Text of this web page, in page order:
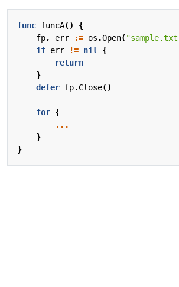
func funcA()
{
fp, err := os .Open(
if err != nil
{
return
}
defer fp.Close()
for {
...
}
}